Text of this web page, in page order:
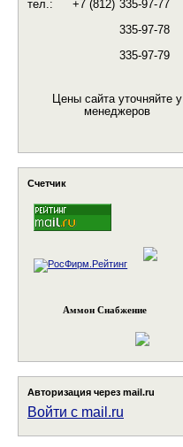
тел.:
+7 (812) 335-97-77
335-97-78
335-97-79
Цены сайта уточняйте у
менеджеров
Счетчик
Аммон Снабжение
Авторизация через mail.ru
Войти с mail.ru